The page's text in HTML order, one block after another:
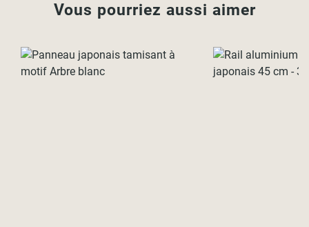
Vous pourriez aussi aimer